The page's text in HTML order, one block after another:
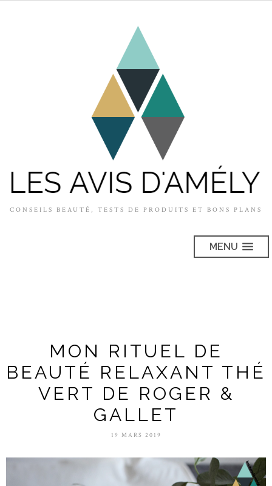
CONSEILS BEAUTÉ, TESTS DE PRODUITS ET BONS PLANS
MENU
MON RITUEL DE
BEAUTÉ RELAXANT THÉ
VERT DE ROGER &
GALLET
19 MARS 2019